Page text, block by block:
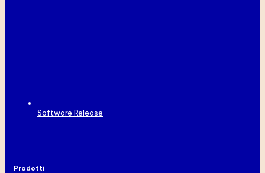
Software Release
Prodotti